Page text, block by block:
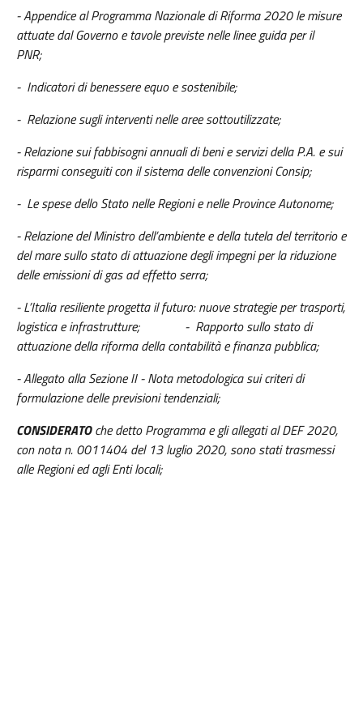
- Appendice al Programma Nazionale di Riforma 2020 le misure
attuate dal Governo e tavole previste nelle linee guida per il
PNR;
- Indicatori di benessere equo e sostenibile;
- Relazione sugli interventi nelle aree sottoutilizzate;
- Relazione sui fabbisogni annuali di beni e servizi della P.A. e sui
risparmi conseguiti con il sistema delle convenzioni Consip;
- Le spese dello Stato nelle Regioni e nelle Province Autonome;
- Relazione del Ministro dell’ambiente e della tutela del territorio e
del mare sullo stato di attuazione degli impegni per la riduzione
delle emissioni di gas ad effetto serra;
- L’Italia resiliente progetta il futuro: nuove strategie per trasporti,
logistica e infrastrutture; - Rapporto sullo stato di
attuazione della riforma della contabilità e finanza pubblica;
- Allegato alla Sezione II - Nota metodologica sui criteri di
formulazione delle previsioni tendenziali;
CONSIDERATOche detto Programma e gli allegati al DEF 2020,
con nota n. 0011404 del 13 luglio 2020, sono stati trasmessi
alle Regioni ed agli Enti locali;